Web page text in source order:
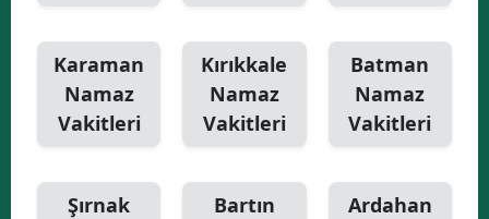
Karaman
Namaz
Vakitleri
Kırıkkale
Namaz
Vakitleri
Batman
Namaz
Vakitleri
Şırnak
Bartın
Ardahan